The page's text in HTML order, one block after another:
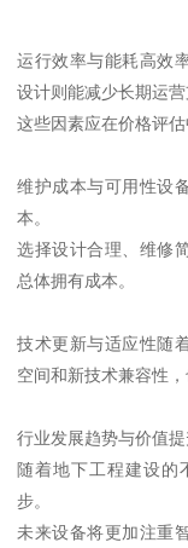
运行效率与能耗高效
设计则能减少长期运营
这些因素应在价格评估
维护成本与可用性设
本。
选择设计合理、维修
总体拥有成本。
技术更新与适应性随
空间和新技术兼容性
行业发展趋势与价值
随着地下工程建设的
步。
未来设备将更加注重